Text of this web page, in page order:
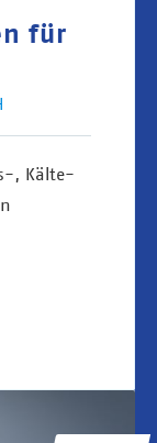
für
, Kälte-